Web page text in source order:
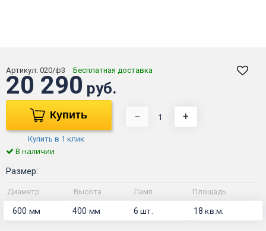
Артикул: 020/ф3 Бесплатная доставка
20 290 руб.
Купить
Купить в 1 клик
− +
В наличии
Размер:
Диаметр Высота Ламп Площадь
600 мм 400 мм 6шт. 18кв.м.